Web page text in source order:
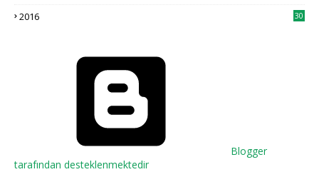
2016 30
Blogger
tarafından desteklenmektedir